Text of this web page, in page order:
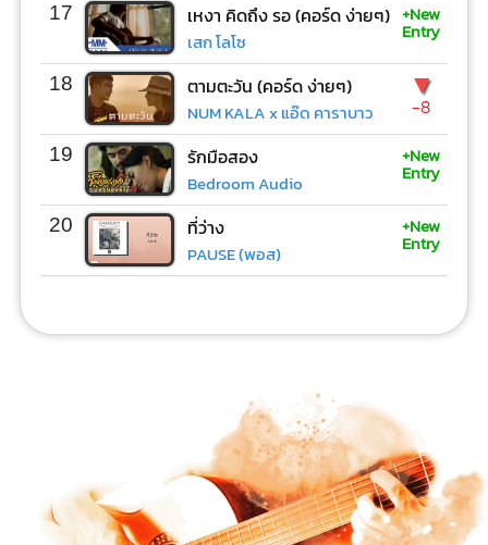
17 เหงา คิดถึง รอ (คอร์ด ง่ายๆ)
เสก โลโซ
+New
Entry
18 ตามตะวัน (คอร์ด ง่ายๆ)
NUM KALA x แอ๊ด คาราบาว
▼
-8
19 รักมือสอง
Bedroom Audio
+New
Entry
20 ที่ว่าง
PAUSE (พอส)
+New
Entry